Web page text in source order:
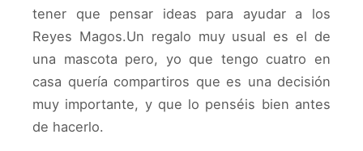
tener que pensar ideas para ayudar a los
Reyes Magos.Un regalo muy usual es el de
una mascota pero, yo que tengo cuatro en
casa quería compartiros que es una decisión
muy importante, y que lo penséis bien antes
de hacerlo.